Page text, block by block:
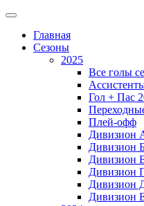
Главная
Сезоны
2025
Все голы
Гол + Пас
Плей-офф
Дивизион
Дивизион
Дивизион
Дивизион
Дивизион
Дивизион